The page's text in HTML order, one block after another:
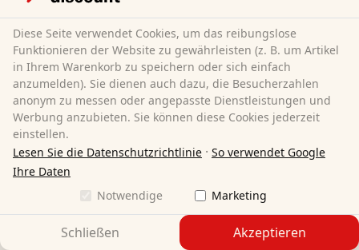
Diese Seite verwendet Cookies, um das reibungslose
Funktionieren der Website zu gewährleisten (z. B. um Artikel
in Ihrem Warenkorb zu speichern oder sich einfach
anzumelden). Sie dienen auch dazu, die Besucherzahlen
anonym zu messen oder angepasste Dienstleistungen und
Werbung anzubieten. Sie können diese Cookies jederzeit
einstellen.
Lesen Sie die Datenschutzrichtlinie · So verwendet Google
Ihre Daten
Notwendige
Marketing
Schließen Akzeptieren